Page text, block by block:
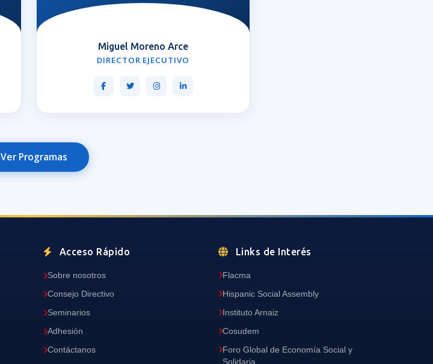
Miguel Moreno Arce
DIRECTOR EJECUTIVO
Ver Programas
Acceso Rápido
Sobre nosotros
Consejo Directivo
Seminarios
Adhesión
Contáctanos
Links de Interés
Flacma
Hispanic Social Assembly
Instituto Arnaiz
Cosudem
Foro Global de Economía Social y
Solidaria